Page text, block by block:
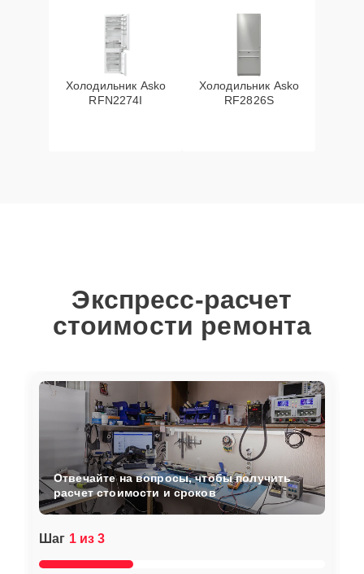
Холодильник Asko
RFN2274I
Холодильник Asko
RF2826S
Экспресс-расчет
стоимости ремонта
Шаг 1 из 3
Отвечайте на вопросы, чтобы получить
расчет стоимости и сроков